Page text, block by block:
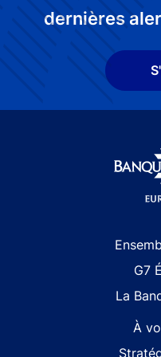
dernières
G7
La
À